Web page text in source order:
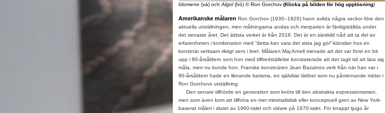
Idomene(vä) och Algol(hö) © Ron Gorchov(Klicka på bilden för hög upplösning)
Amerikanske målaren Ron Gorchov (1930–1920) hann avlida några veckor före den
aktuella utställningen, men målningarna andas och merparten är färdigställda under
det senaste året. Det äldsta verket är från 2016. Det är en särskild nåd att ta del av
erfarenheten i kombination med ”detta kan vara det sista jag gör”-känslan hos en
konstnär verksam riktigt sent i livet. Målaren Maj Arnell menade att det var först en bit
upp i 80-årsåldern som hon med tillfredställelse konstaterade att det tagit tid att lära sig
måla, men nu kunde hon. Franske konstnären Jean Bazaines verk från när han var i
90-årsåldern hade en liknande karisma, en självklar lätthet som nu påminnande möter i
Ron Gorchovs utställning.
Den senare tillhörde en generation som knöts till den abstrakta expressionismen,
men som även kom att tillhöra en mer minimalistisk eller konceptuell gren av New York-
baserat måleri i slutet av 1960-talet och vidare på 1970-talet. För knappt tjugo år